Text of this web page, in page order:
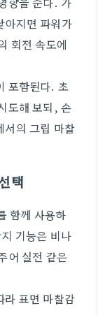
아지면 파워가
회전 속도에
포함된다. 초
도해 보되, 손
서의 그립 마찰
택
함께 사용하
기능은 비나
어 실전 같은
라 표면 마찰감